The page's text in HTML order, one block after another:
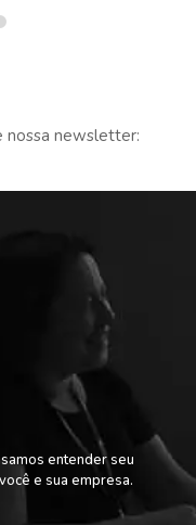
nossa newsletter:
entender seu
e sua empresa.